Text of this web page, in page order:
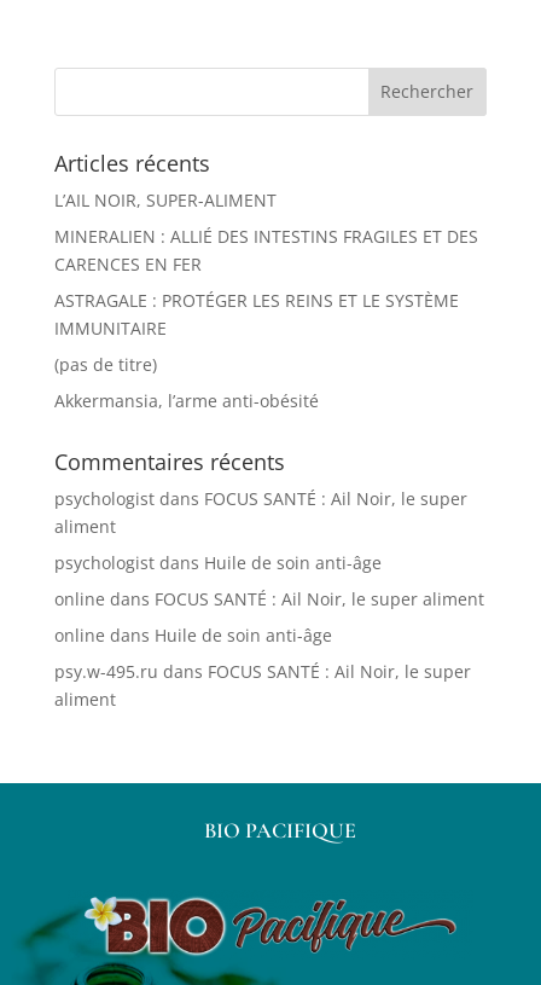
Articles récents
L’AIL NOIR, SUPER-ALIMENT
MINERALIEN : ALLIÉ DES INTESTINS FRAGILES ET DES
CARENCES EN FER
ASTRAGALE : PROTÉGER LES REINS ET LE SYSTÈME
IMMUNITAIRE
(pas de titre)
Akkermansia, l’arme anti-obésité
Commentaires récents
psychologistdans FOCUS SANTÉ : Ail Noir, le super
aliment
psychologistdans Huile de soin anti-âge
online dans FOCUS SANTÉ : Ail Noir, le super aliment
online dans Huile de soin anti-âge
psy.w-495.ru dans FOCUS SANTÉ : Ail Noir, le super
aliment
BIO PACIFIQUE